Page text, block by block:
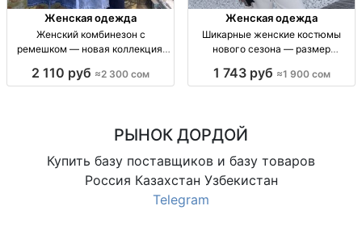
Женская одежда
Женский комбинезон с
ремешком — новая коллекция,
ремешком, размеры M–L,
2 110 руб ≈2 300 сом
Женская одежда
Шикарные женские костюмы
нового сезона — размер
костюм, новая коллекция, р-р
1 743 руб ≈1 900 сом
РЫНОК ДОРДОЙ
Купить базу поставщиков и базу товаров
Россия Казахстан Узбекистан
Telegram